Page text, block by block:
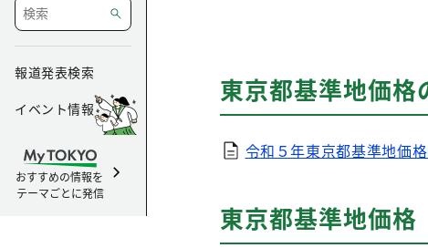
報道発表検索
イベント情報
おすすめの情報を
テーマごとに発信
東京都基準地価格
令和５年東京都基準地価
東京都基準地価格